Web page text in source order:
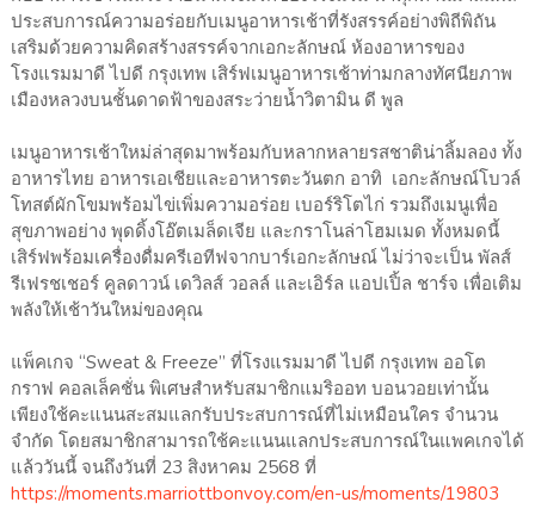
ประสบการณ์ความอร่อยกับเมนูอาหารเช้าที่รังสรรค์อย่างพิถีพิถัน
เสริมด้วยความคิดสร้างสรรค์จากเอกะลักษณ์ ห้องอาหารของ
โรงแรมมาดี ไปดี กรุงเทพ เสิร์ฟเมนูอาหารเช้าท่ามกลางทัศนียภาพ
เมืองหลวงบนชั้นดาดฟ้าของสระว่ายน้ำวิตามิน ดี พูล
เมนูอาหารเช้าใหม่ล่าสุดมาพร้อมกับหลากหลายรสชาติน่าลิ้มลอง ทั้ง
อาหารไทย อาหารเอเชียและอาหารตะวันตก อาทิ เอกะลักษณ์โบวล์
โทสต์ผักโขมพร้อมไข่เพิ่มความอร่อย เบอร์ริโตไก่ รวมถึงเมนูเพื่อ
สุขภาพอย่าง พุดดิ้งโอ๊ตเมล็ดเจีย และกราโนล่าโฮมเมด ทั้งหมดนี้
เสิร์ฟพร้อมเครื่องดื่มครีเอทีฟจากบาร์เอกะลักษณ์ ไม่ว่าจะเป็น พัลส์
รีเฟรชเชอร์ คูลดาวน์ เดวิลส์ วอลล์ และเอิร์ล แอปเปิ้ล ชาร์จ เพื่อเติม
พลังให้เช้าวันใหม่ของคุณ
แพ็คเกจ “Sweat & Freeze” ที่โรงแรมมาดี ไปดี กรุงเทพ ออโต
กราฟ คอลเล็คชั่น พิเศษสำหรับสมาชิกแมริออท บอนวอยเท่านั้น
เพียงใช้คะแนนสะสมแลกรับประสบการณ์ที่ไม่เหมือนใคร จำนวน
จำกัด โดยสมาชิกสามารถใช้คะแนนแลกประสบการณ์ในแพคเกจได้
แล้ววันนี้ จนถึงวันที่ 23 สิงหาคม 2568 ที่
https://moments.marriottbonvoy.com/en-us/moments/19803